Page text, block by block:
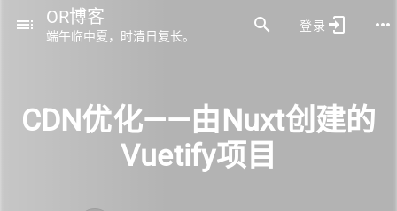
OR博客
端午临中夏，时清日复长。
登录
CDN优化——由Nuxt创建的
Vuetify项目